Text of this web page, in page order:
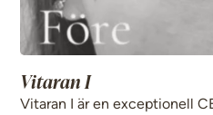
Vitaran I
Vitaran I är en exceptionell